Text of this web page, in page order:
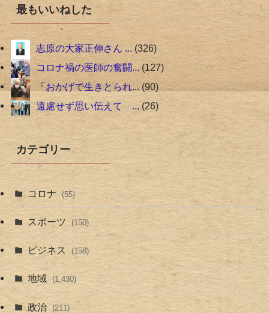
最もいいねした
志原の大家正伸さん ... 326
コロナ禍の医師の奮闘... 127
「おかげで生きとられ... 90
遠慮せず思い伝えて ... 26
カテゴリー
コロナ (55)
スポーツ (150)
ビジネス (158)
地域 (1,430)
政治 (211)